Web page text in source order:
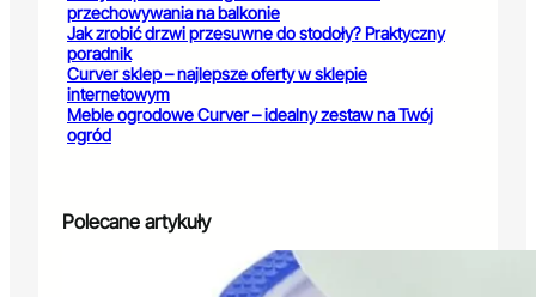
przechowywania na balkonie
Jak zrobić drzwi przesuwne do stodoły? Praktyczny
poradnik
Curver sklep – najlepsze oferty w sklepie
internetowym
Meble ogrodowe Curver – idealny zestaw na Twój
ogród
Polecane artykuły